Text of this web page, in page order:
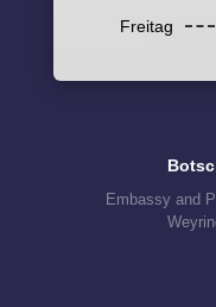
Freitag
Embassy and